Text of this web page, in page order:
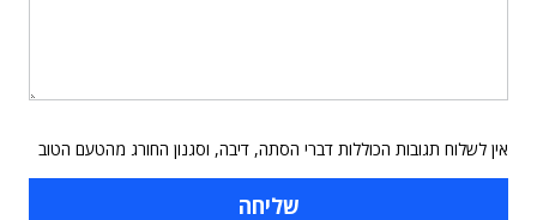
אין לשלוח תגובות הכוללות דברי הסתה, דיבה, וסגנון החורג מהטעם הטוב